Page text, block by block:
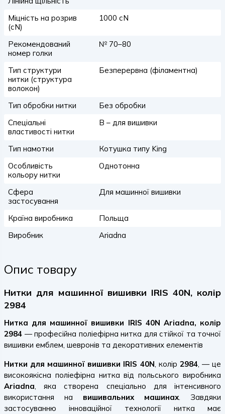
Міцність на розрив
(сN)
1000 сN
Рекомендований
номер голки
№ 70–80
Тип структури
нитки (структура
волокон)
Безперервна (філаментна)
Тип обробки нитки
Без обробки
Спеціальні
властивості нитки
B – для вишивки
Тип намотки
Котушка типу King
Особливість
кольору нитки
Однотонна
Сфера
застосування
Для машинної вишивки
Країна виробника
Польща
Виробник
Ariadna
Опис товару
Нитки для машинної вишивки IRIS 40N, колір
2984
Нитка для машинної вишивки IRIS 40N Ariadna, колір
2984 — професійна поліефірна нитка для стійкої та точної
вишивки емблем, шевронів та декоративних елементів
Нитки для машинної вишивки IRIS 40N, колір 2984, — це
високоякісна поліефірна нитка від польського виробника
Ariadna, яка створена спеціально для інтенсивного
використання на вишивальних машинах. Завдяки
застосуванню інноваційної технології нитка має